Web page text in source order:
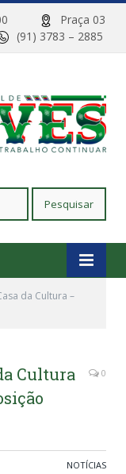
Praça 03
(91) 3783 – 2885
da Cultura –
Cultura
0
NOTÍCIAS